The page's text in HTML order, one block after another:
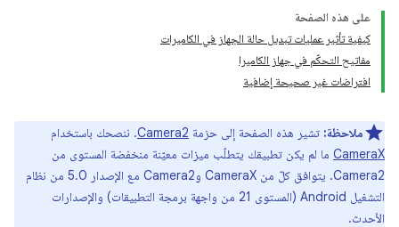
على هذه الصفحة
كيفية تأثير عمليات تبديل حالة الجهاز في الكاميرات
مفاتيح التحكّم في جهاز الكاميرا
افتراضات غير صحيحة إضافية
ملاحظة: تشير هذه الصفحة إلى حزمة Camera2. ننصحك باستخدام
CameraX ما لم يكن تطبيقك يتطلّب ميزات معيّنة منخفضة المستوى من
Camera2. يتوافق كلّ من CameraX وCamera2 مع الإصدار 5.0 من نظام
التشغيل Android (المستوى 21 من واجهة برمجة التطبيقات) والإصدارات
الأحدث.